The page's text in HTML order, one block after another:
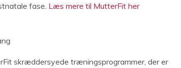
fase. Læs mere til MutterFit her
skræddersyede træningsprogrammer, der er